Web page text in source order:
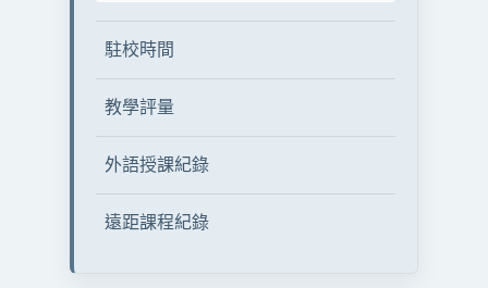
駐校時間
教學評量
外語授課紀錄
遠距課程紀錄